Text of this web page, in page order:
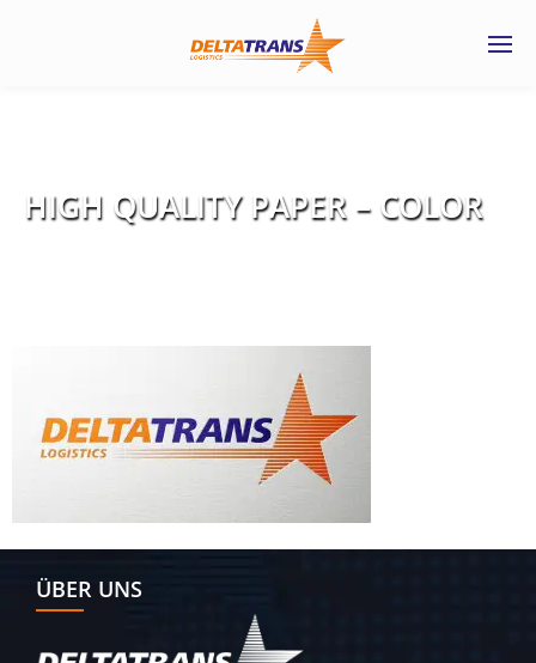
HIGH QUALITY PAPER – COLOR
ÜBER UNS